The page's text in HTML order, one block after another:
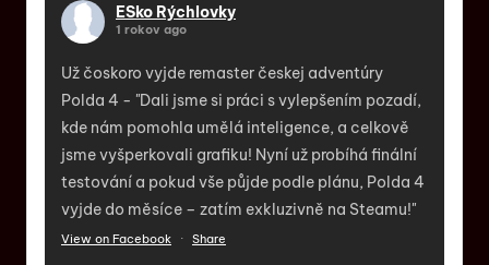
ESko Rýchlovky
1 rokov ago
Už čoskoro vyjde remaster českej adventúry
Polda 4 - "Dali jsme si práci s vylepšením pozadí,
kde nám pomohla umělá inteligence, a celkově
jsme vyšperkovali grafiku! Nyní už probíhá finální
testování a pokud vše půjde podle plánu, Polda 4
vyjde do měsíce – zatím exkluzivně na Steamu!"
View on Facebook · Share